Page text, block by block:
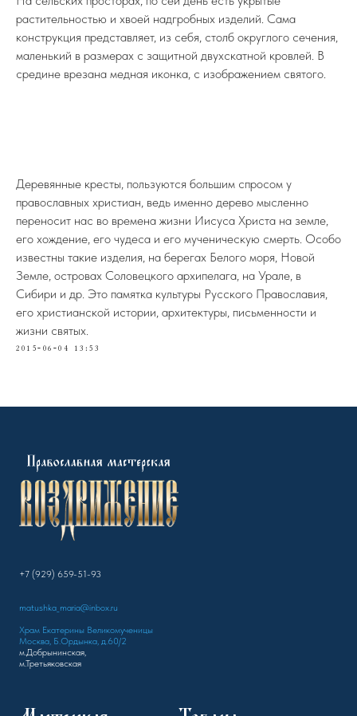
растительностью и хвоей надгробных изделий. Сама
конструкция представляет, из себя, столб округлого сечения,
маленький в размерах с защитной двухскатной кровлей. В
средине врезана медная иконка, с изображением святого.
Деревянные кресты, пользуются большим спросом у
православных христиан, ведь именно дерево мысленно
переносит нас во времена жизни Иисуса Христа на земле,
его хождение, его чудеса и его мученическую смерть. Особо
известны такие изделия, на берегах Белого моря, Новой
Земле, островах Соловецкого архипелага, на Урале, в
Сибири и др. Это памятка культуры Русского Православия,
его христианской истории, архитектуры, письменности и
жизни святых.
2015-06-04 13:53
+7 (929) 659-51-93
matushka_maria@inbox.ru
Храм Екатерины Великомученицы
Москва, Б.Ордынка, д.60/2
м.Добрынинская,
м.Третьяковская